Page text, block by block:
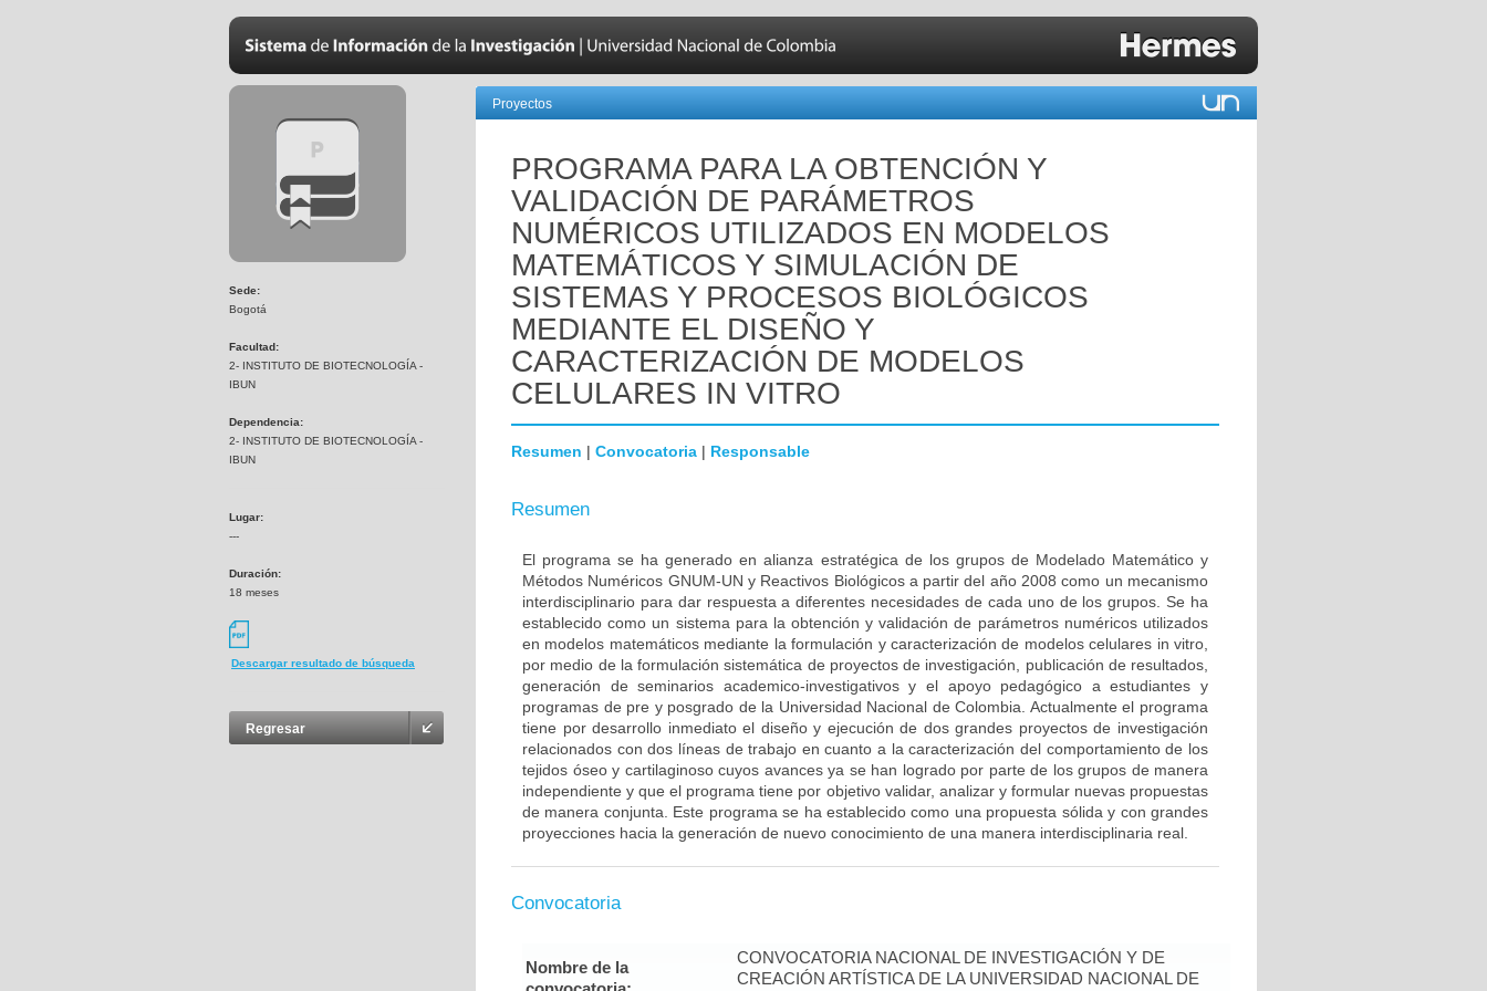
Sede:
Bogotá
Facultad:
2- INSTITUTO DE BIOTECNOLOGÍA -
IBUN
Dependencia:
2- INSTITUTO DE BIOTECNOLOGÍA -
IBUN
Lugar:
---
Duración:
18 meses
Descargar resultado de búsqueda
Regresar
Proyectos
PROGRAMA PARA LA OBTENCIÓN Y
VALIDACIÓN DE PARÁMETROS
NUMÉRICOS UTILIZADOS EN MODELOS
MATEMÁTICOS Y SIMULACIÓN DE
SISTEMAS Y PROCESOS BIOLÓGICOS
MEDIANTE EL DISEÑO Y
CARACTERIZACIÓN DE MODELOS
CELULARES IN VITRO
Resumen | Convocatoria | Responsable
Resumen
El programa se ha generado en alianza estratégica de los grupos de Modelado Matemático y
Métodos Numéricos GNUM-UN y Reactivos Biológicos a partir del año 2008 como un mecanismo
interdisciplinario para dar respuesta a diferentes necesidades de cada uno de los grupos. Se ha
establecido como un sistema para la obtención y validación de parámetros numéricos utilizados
en modelos matemáticos mediante la formulación y caracterización de modelos celulares in vitro,
por medio de la formulación sistemática de proyectos de investigación, publicación de resultados,
generación de seminarios academico-investigativos y el apoyo pedagógico a estudiantes y
programas de pre y posgrado de la Universidad Nacional de Colombia. Actualmente el programa
tiene por desarrollo inmediato el diseño y ejecución de dos grandes proyectos de investigación
relacionados con dos líneas de trabajo en cuanto a la caracterización del comportamiento de los
tejidos óseo y cartilaginoso cuyos avances ya se han logrado por parte de los grupos de manera
independiente y que el programa tiene por objetivo validar, analizar y formular nuevas propuestas
de manera conjunta. Este programa se ha establecido como una propuesta sólida y con grandes
proyecciones hacia la generación de nuevo conocimiento de una manera interdisciplinaria real.
Convocatoria
Nombre de la
CONVOCATORIA NACIONAL DE INVESTIGACIÓN Y DE
CREACIÓN ARTÍSTICA DE LA UNIVERSIDAD NACIONAL DE